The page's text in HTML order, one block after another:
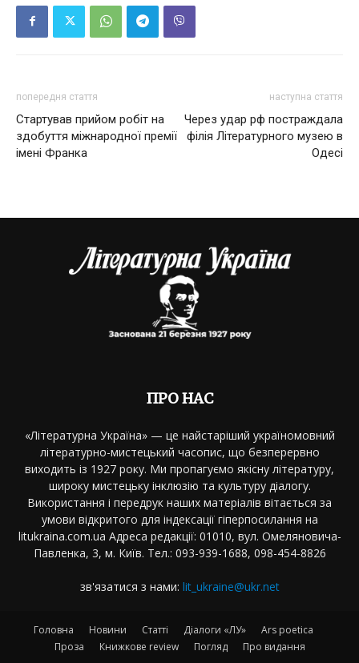
попередня стаття
Стартував прийом робіт на
здобуття міжнародної премії
імені Франка
наступна стаття
Через удар рф постраждала
філія Літературного музею в
Одесі
ПРО НАС
«Літературна Україна» — це найстаріший україномовний
літературно-мистецький часопис, що безперервно
виходить із 1927 року. Ми пропагуємо якісну літературу,
широку мистецьку інклюзію та культуру діалогу.
Використання і передрук наших матеріалів вітається за
умови відкритого для індексації гіперпосилання на
litukraina.com.ua Адреса редакції: 01010, вул. Омеляновича-
Павленка, 3, м. Київ. Тел.: 093-939-1688, 098-454-8826
зв'язатися з нами: lit_ukraine@ukr.net
Головна Новини Статті Діалоги «ЛУ»
Ars poetica
Проза
Книжкове review Погляд Про видання